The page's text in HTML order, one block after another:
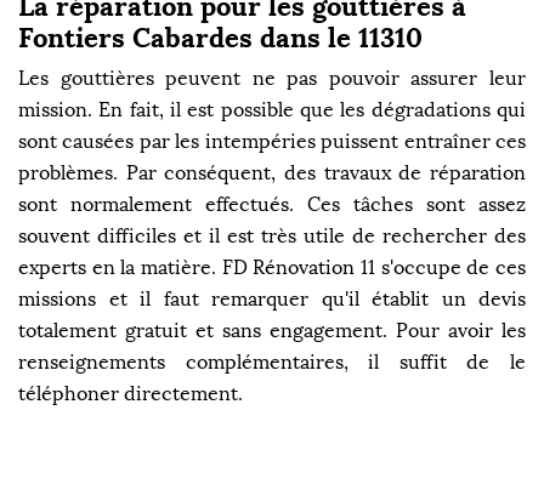
Fontiers Cabardes dans le 11310
Les gouttières peuvent ne pas pouvoir assurer leur
mission. En fait, il est possible que les dégradations qui
sont causées par les intempéries puissent entraîner ces
problèmes. Par conséquent, des travaux de réparation
sont normalement effectués. Ces tâches sont assez
souvent difficiles et il est très utile de rechercher des
experts en la matière. FD Rénovation 11 s'occupe de ces
missions et il faut remarquer qu'il établit un devis
totalement gratuit et sans engagement. Pour avoir les
renseignements complémentaires, il suffit de le
téléphoner directement.